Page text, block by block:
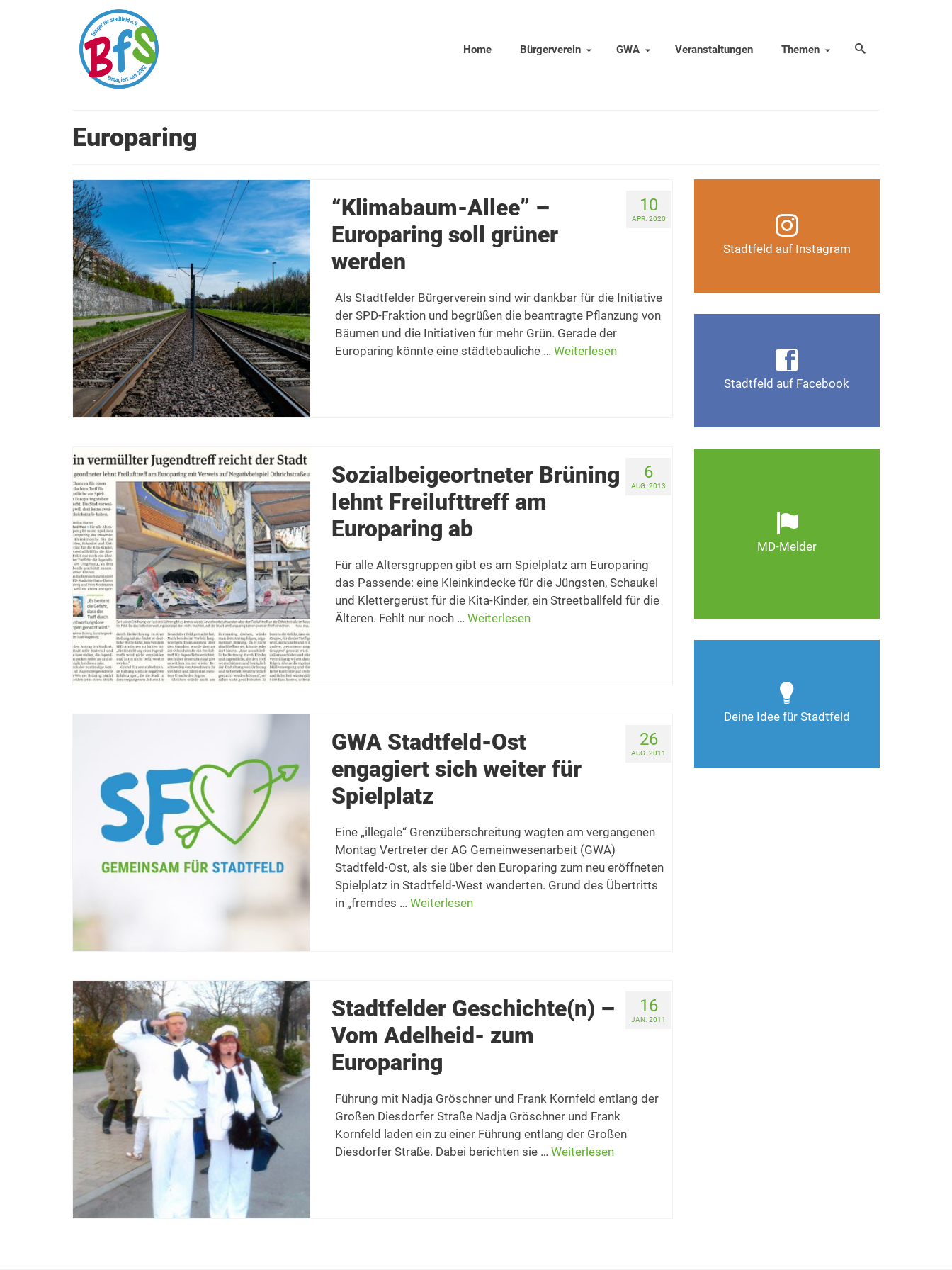
Home Bürgerverein GWA Veranstaltungen Themen
Europaring
10
APR. 2020
“Klimabaum-Allee” –
Europaring soll grüner
werden
Als Stadtfelder Bürgerverein sind wir dankbar für die Initiative
der SPD-Fraktion und begrüßen die beantragte Pflanzung von
Bäumen und die Initiativen für mehr Grün. Gerade der
Europaring könnte eine städtebauliche … Weiterlesen
6
AUG. 2013
Sozialbeigeortneter Brüning
lehnt Freilufttreff am
Europaring ab
Für alle Altersgruppen gibt es am Spielplatz am Europaring
das Passende: eine Kleinkindecke für die Jüngsten, Schaukel
und Klettergerüst für die Kita-Kinder, ein Streetballfeld für die
Älteren. Fehlt nur noch … Weiterlesen
26
AUG. 2011
GWA Stadtfeld-Ost
engagiert sich weiter für
Spielplatz
Eine „illegale“ Grenzüberschreitung wagten am vergangenen
Montag Vertreter der AG Gemeinwesenarbeit (GWA)
Stadtfeld-Ost, als sie über den Europaring zum neu eröffneten
Spielplatz in Stadtfeld-West wanderten. Grund des Übertritts
in „fremdes … Weiterlesen
16
JAN. 2011
Stadtfelder Geschichte(n) –
Vom Adelheid- zum
Europaring
Führung mit Nadja Gröschner und Frank Kornfeld entlang der
Großen Diesdorfer Straße Nadja Gröschner und Frank
Kornfeld laden ein zu einer Führung entlang der Großen
Diesdorfer Straße. Dabei berichten sie … Weiterlesen
Stadtfeld auf Instagram
mehr auf unserem
Instagram-Kanal
Stadtfeld auf Facebook
mehr auf der Facebook-Seite
Magdeburg-Stadtfeld
MD-Melder
Mängel, damit Magdeburg
schöner und lebenswerter
Deine Idee für Stadtfeld
weiter verbessern? Auch
Deine Ideen sind gefragt!